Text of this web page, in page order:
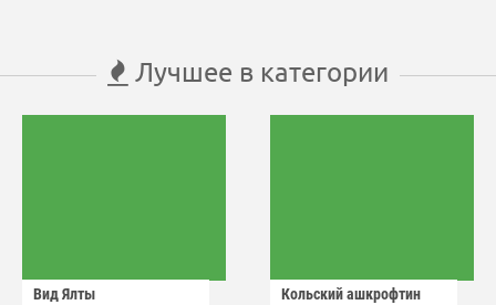
Лучшее в категории
Вид Ялты Кольский ашкрофтин